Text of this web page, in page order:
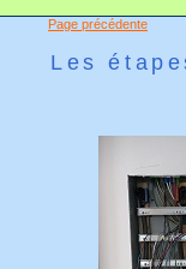
Page précédente
Les